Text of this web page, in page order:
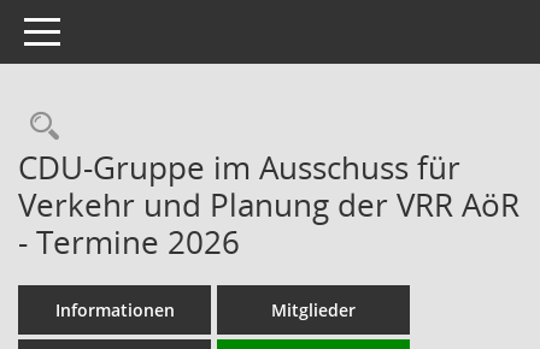
Toggle navigation
Rechercheauswahl
CDU-Gruppe im Ausschuss für
Verkehr und Planung der VRR AöR
- Termine 2026
Informationen Mitglieder